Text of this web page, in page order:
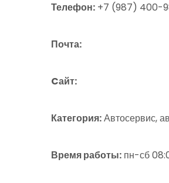
Телефон: +7 (987) 400-
Почта:
Cайт:
Категория:Автосервис,
Время работы: пн-сб